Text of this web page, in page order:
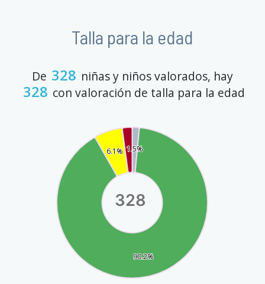
Talla para la edad
De 328 niñas y niños valorados, hay
328 con valoración de talla para la edad
1.5%
1.5%
90.2%
90.2%
6.1%
6.1%2.1%
328